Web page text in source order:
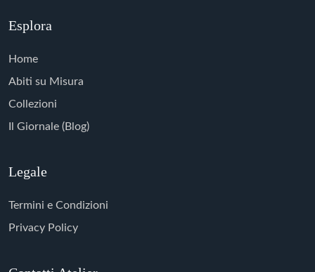
Esplora
Home
Abiti su Misura
Collezioni
Il Giornale (Blog)
Legale
Termini e Condizioni
Privacy Policy